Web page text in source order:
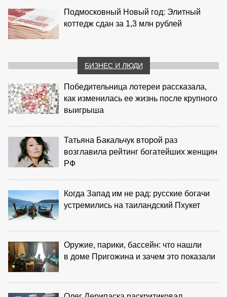
Подмосковный Новый год: Элитный
коттедж сдан за 1,3 млн рублей
БИЗНЕС И ЛЮДИ
Победительница лотереи рассказала,
как изменилась ее жизнь после крупного
выигрыша
Татьяна Бакальчук второй раз
возглавила рейтинг богатейших женщин
РФ
Когда Запад им не рад: русские богачи
устремились на таиландский Пхукет
Оружие, парики, бассейн: что нашли
в доме Пригожина и зачем это показали